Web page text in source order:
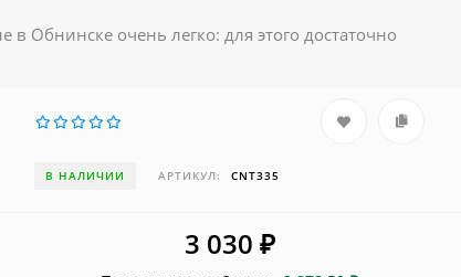
в Обнинске очень легко: для этого достаточно
В НАЛИЧИИ АРТИКУЛ: CNT335
3 030 ₽